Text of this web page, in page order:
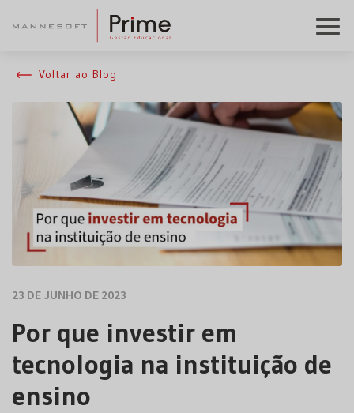
Voltar ao Blog
23 DE JUNHO DE 2023
Por que investir em
tecnologia na instituição de
ensino